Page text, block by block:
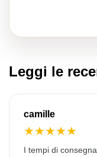
Leggi le
camille
★★★★★
I tempi di